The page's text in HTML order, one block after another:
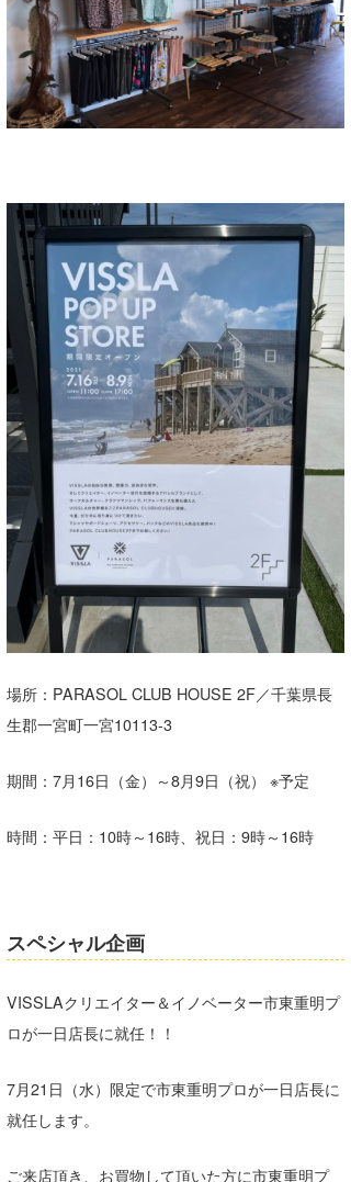
場所：PARASOL CLUB HOUSE 2F／千葉県長
生郡一宮町一宮10113-3
期間：7月16日（金）～8月9日（祝） ※予定
時間：平日：10時～16時、祝日：9時～16時
スペシャル企画
VISSLAクリエイター＆イノベーター市東重明プ
ロが一日店長に就任！！
7月21日（水）限定で市東重明プロが一日店長に
就任します。
ご来店頂き、お買物して頂いた方に市東重明プ
MIN
mitz
OYZ
Soulman
waka☆=
YUKI☆
たっちー
ハンマー
まっきー
三輪予報士
小川予報士
上田純子
上條将美
唐澤予報士
ゴン
米山予報士
予報士 hiro.